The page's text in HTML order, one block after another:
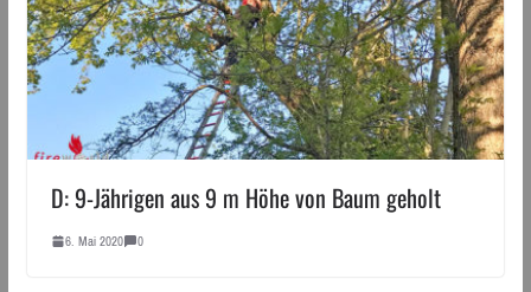
D: 9-Jährigen aus 9 m Höhe von Baum geholt
6. Mai 2020 0